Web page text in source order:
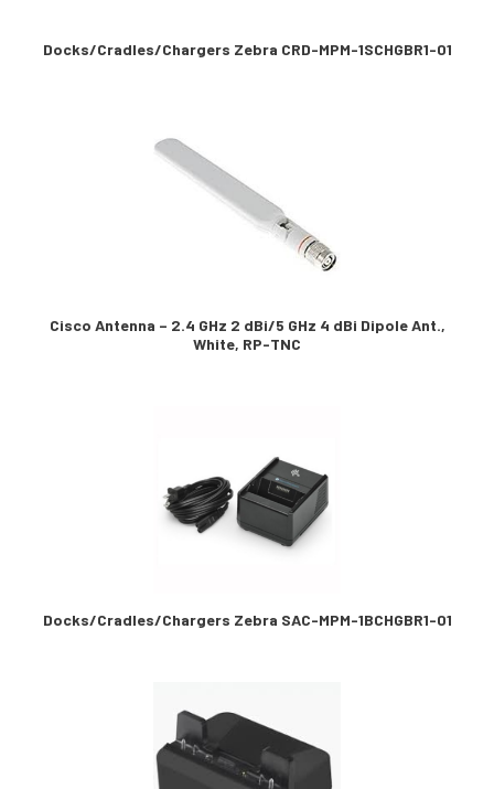
Docks/Cradles/Chargers Zebra CRD-MPM-1SCHGBR1-01
Cisco Antenna – 2.4 GHz 2 dBi/5 GHz 4 dBi Dipole Ant.,
White, RP-TNC
Docks/Cradles/Chargers Zebra SAC-MPM-1BCHGBR1-01